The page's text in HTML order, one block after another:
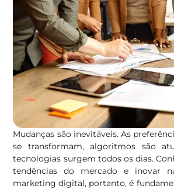
Mudanças são inevitáveis. As
se transformam, algoritmos são
tecnologias surgem todos os dias.
tendências do mercado e inovar
marketing digital, portanto, é